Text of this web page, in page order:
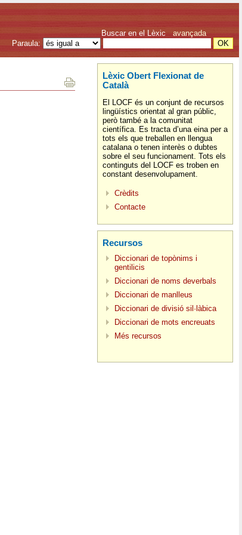
Buscar en el Lèxic avançada
Paraula:
Lèxic Obert Flexionat de
Català
El LOCF és un conjunt de recursos
lingüístics orientat al gran públic,
però també a la comunitat
científica. Es tracta d’una eina per a
tots els que treballen en llengua
catalana o tenen interès o dubtes
sobre el seu funcionament. Tots els
continguts del LOCF es troben en
constant desenvolupament.
Crèdits
Contacte
Recursos
Diccionari de topònims i
gentilicis
Diccionari de noms deverbals
Diccionari de manlleus
Diccionari de divisió sil·làbica
Diccionari de mots encreuats
Més recursos